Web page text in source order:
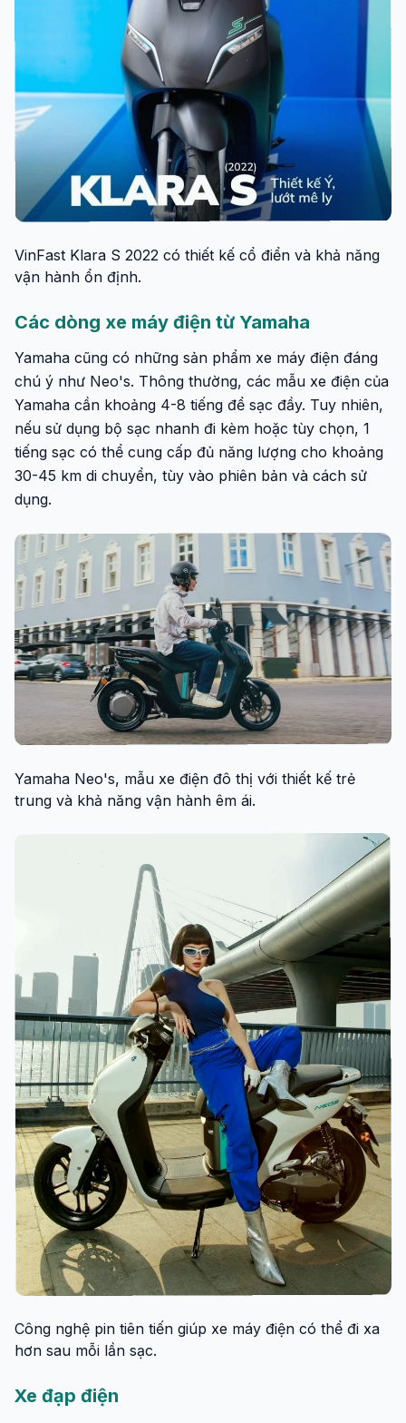
VinFast Klara S 2022 có thiết kế cổ điển và khả năng
vận hành ổn định.
Các dòng xe máy điện từ Yamaha
Yamaha cũng có những sản phẩm xe máy điện đáng
chú ý như Neo's. Thông thường, các mẫu xe điện của
Yamaha cần khoảng 4-8 tiếng để sạc đầy. Tuy nhiên,
nếu sử dụng bộ sạc nhanh đi kèm hoặc tùy chọn, 1
tiếng sạc có thể cung cấp đủ năng lượng cho khoảng
30-45 km di chuyển, tùy vào phiên bản và cách sử
dụng.
Yamaha Neo's, mẫu xe điện đô thị với thiết kế trẻ
trung và khả năng vận hành êm ái.
Công nghệ pin tiên tiến giúp xe máy điện có thể đi xa
hơn sau mỗi lần sạc.
Xe đạp điện